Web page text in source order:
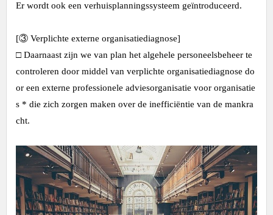
Er wordt ook een verhuisplanningssysteem geïntroduceerd.
[③ Verplichte externe organisatiediagnose]
□ Daarnaast zijn we van plan het algehele personeelsbeheer te
controleren door middel van verplichte organisatiediagnose do
or een externe professionele adviesorganisatie voor organisatie
s * die zich zorgen maken over de inefficiëntie van de mankra
cht.